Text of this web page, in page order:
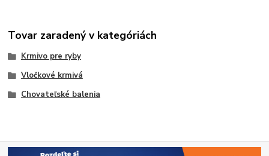
Tovar zaradený v kategóriách
Krmivo pre ryby
Vločkové krmivá
Chovateľské balenia